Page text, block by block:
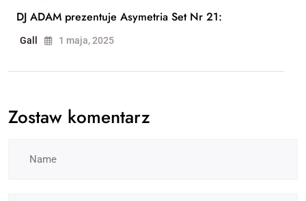
DJ ADAM prezentuje Asymetria Set Nr 21:
Gall 1 maja, 2025
Zostaw komentarz